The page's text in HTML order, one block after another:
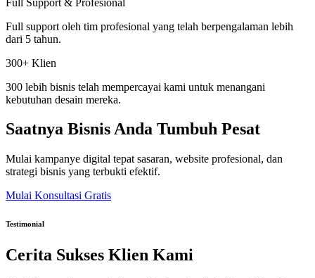
Full support oleh tim profesional yang telah berpengalaman lebih
dari 5 tahun.
300+ Klien
300 lebih bisnis telah mempercayai kami untuk menangani
kebutuhan desain mereka.
Saatnya Bisnis Anda Tumbuh Pesat
Mulai kampanye digital tepat sasaran, website profesional, dan
strategi bisnis yang terbukti efektif.
Mulai Konsultasi Gratis
Testimonial
Cerita Sukses Klien Kami